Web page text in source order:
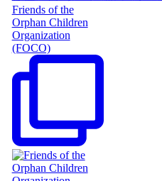
Friends of the
Orphan Children
Organization
(FOCO)